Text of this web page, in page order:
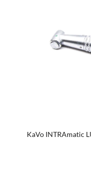
KaVo INTRAmatic